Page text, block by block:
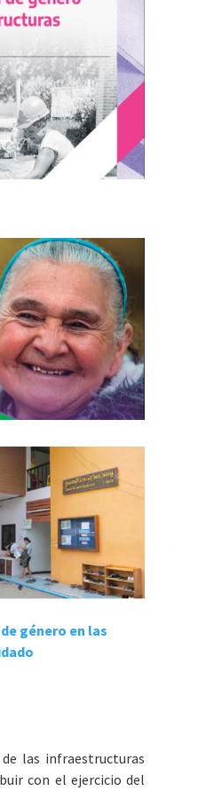
género en las
las infraestructuras
con el ejercicio del